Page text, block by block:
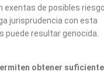
exentas de posibles
jurisprudencia con esta
puede resultar genocida.
obtener